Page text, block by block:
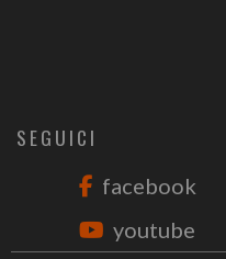
SEGUICI
facebook
youtube